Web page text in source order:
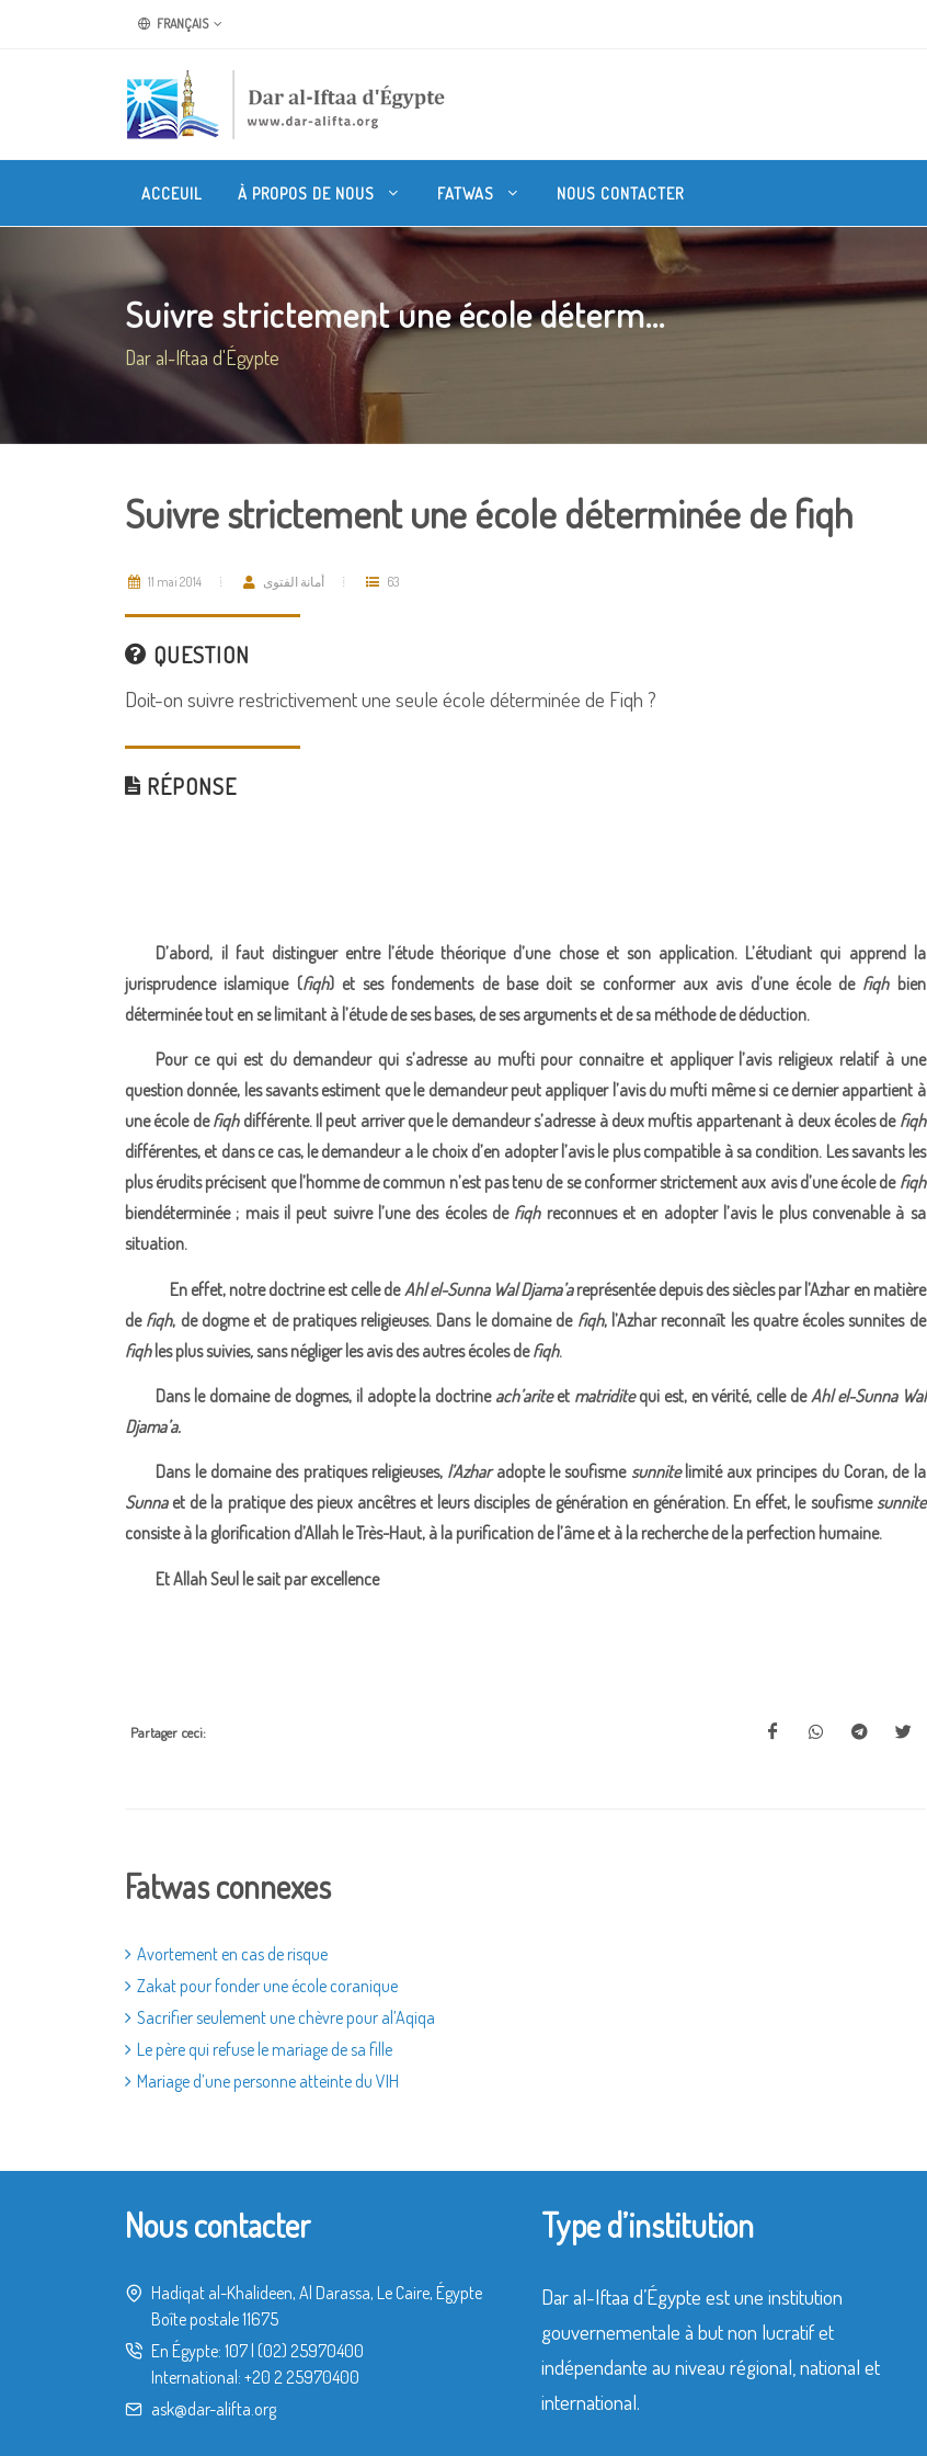
FRANÇAIS
ACCEUIL À PROPOS DE NOUS FATWAS NOUS CONTACTER
Suivre strictement une école déterm...
Dar al-Iftaa d'Égypte
Suivre strictement une école déterminée de fiqh
11 mai 2014 أمانة الفتوى 63
QUESTION
Doit-on suivre restrictivement une seule école déterminée de Fiqh ?
RÉPONSE
D’abord, il faut distinguer entre l’étude théorique d’une chose et son application. L’étudiant qui apprend la
jurisprudence islamique (fiqh) et ses fondements de base doit se conformer aux avis d’une école de fiqhbien
déterminée tout en se limitant à l’étude de ses bases, de ses arguments et de sa méthode de déduction.
Pour ce qui est du demandeur qui s’adresse au mufti pour connaitre et appliquer l’avis religieux relatif à une
question donnée, les savants estiment que le demandeur peut appliquer l’avis du mufti même si ce dernier appartient à
une école defiqhdifférente. Il peut arriver que le demandeur s’adresse à deux muftis appartenant à deux écoles de fiqh
différentes, et dans ce cas, le demandeur a le choix d’en adopter l’avis le plus compatible à sa condition. Les savants les
plus érudits précisent que l’homme de commun n’est pas tenu de se conformer strictement aux avis d’une école de fiqh
biendéterminée ; mais il peut suivre l’une des écoles de fiqhreconnues et en adopter l’avis le plus convenable à sa
situation.
En effet, notre doctrine est celle deAhl el-Sunna Wal Djama’areprésentée depuis des siècles par l’Azhar en matière
de fiqh, de dogme et de pratiques religieuses. Dans le domaine de fiqh, l’Azhar reconnaît les quatre écoles sunnites de
fiqhles plus suivies,sans négliger les avis des autres écoles defiqh.
Dans le domaine de dogmes, il adopte la doctrine ach’ariteet matriditequi est, en vérité, celle deAhl el-Sunna Wal
Djama’a.
Dans le domaine des pratiques religieuses, l’Azharadopte le soufisme sunnite limité aux principes du Coran, de la
Sunnaet de la pratique des pieux ancêtres et leurs disciples de génération en génération. En effet, le soufisme sunnite
consiste à la glorification d’Allah le Très-Haut, à la purification de l’âme et à la recherche de la perfection humaine.
Et Allah Seul le sait par excellence
Partager ceci:
Fatwas connexes
Avortement en cas de risque
Zakat pour fonder une école coranique
Sacrifier seulement une chèvre pour al’Aqiqa
Le père qui refuse le mariage de sa fille
Mariage d’une personne atteinte du VIH
Nous contacter
Hadiqat al-Khalideen, Al Darassa, Le Caire, Égypte
Boîte postale 11675
En Égypte: 107 (02) 25970400
International: +20 2 25970400
ask@dar-alifta.org
Type d’institution
Dar al-Iftaa d’Égypte est une institution
gouvernementale à but non lucratif et
indépendante au niveau régional, national et
international.